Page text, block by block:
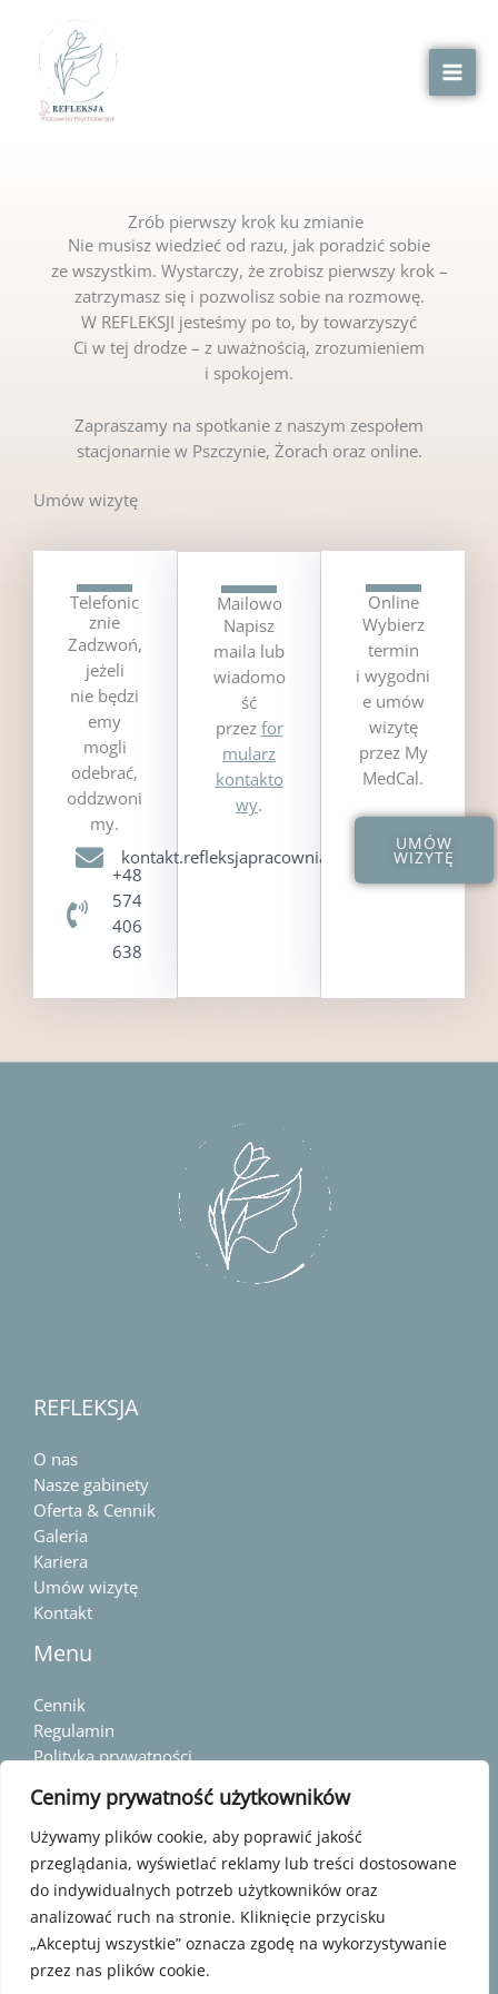
Cenimy prywatność użytkowników
Używamy plików cookie, aby poprawić jakość
przeglądania, wyświetlać reklamy lub treści dostosowane
do indywidualnych potrzeb użytkowników oraz
analizować ruch na stronie. Kliknięcie przycisku
„Akceptuj wszystkie” oznacza zgodę na wykorzystywanie
przez nas plików cookie.
treści
Zrób pierwszy krok ku zmianie
Nie musisz wiedzieć od razu, jak poradzić sobie
ze wszystkim. Wystarczy, że zrobisz pierwszy krok –
zatrzymasz się i pozwolisz sobie na rozmowę.
W REFLEKSJI jesteśmy po to, by towarzyszyć
Ci w tej drodze – z uważnością, zrozumieniem
i spokojem.
Zapraszamy na spotkanie z naszym zespołem
stacjonarnie w Pszczynie, Żorach oraz online.
Umów wizytę
Telefonic
znie
Zadzwoń,
jeżeli
nie będzi
emy
mogli
odebrać,
oddzwoni
my.
+48
574
406
638
Mailowo
Napisz
maila lub
wiadomo
ść
przez for
mularz
kontakto
wy.
kontakt.refleksjapracownia@gmail.com​
Online
Wybierz
termin
i wygodni
e umów
wizytę
przez My
MedCal.
UMÓW
WIZYTĘ
REFLEKSJA
O nas
Nasze gabinety
Oferta & Cennik
Galeria
Kariera
Umów wizytę
Kontakt
Menu
Cennik
Regulamin
Polityka prywatności
+48 574 406 638
Pszczyna ul. Wiśniowa 1a/10
Żory ul. Osińska 80/9